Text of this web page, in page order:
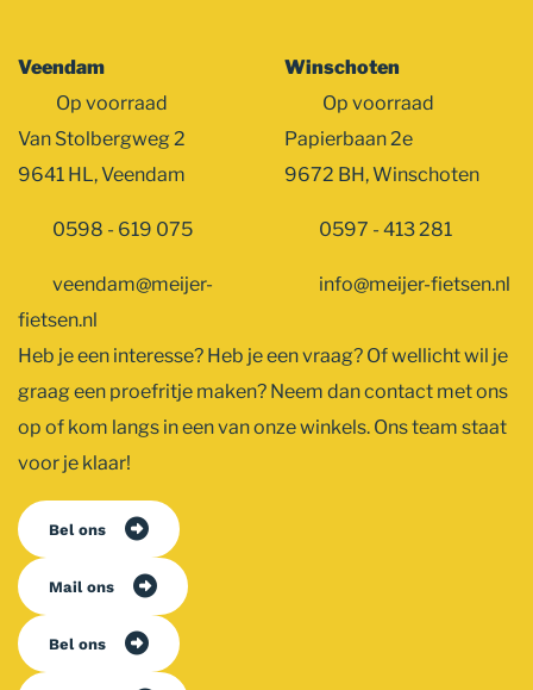
Veendam
Op voorraad
Van Stolbergweg 2
9641 HL, Veendam
0598 - 619 075
veendam@meijer-
fietsen.nl
Winschoten
Op voorraad
Papierbaan 2e
9672 BH, Winschoten
0597 - 413 281
info@meijer-fietsen.nl
Heb je een interesse? Heb je een vraag? Of wellicht wil je
graag een proefritje maken? Neem dan contact met ons
op of kom langs in een van onze winkels. Ons team staat
voor je klaar!
Bel ons
Mail ons
Bel ons